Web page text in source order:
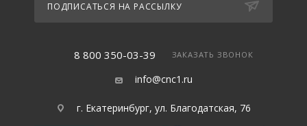
ПОДПИСАТЬСЯ НА РАССЫЛКУ
8 800 350-03-39 ЗАКАЗАТЬ ЗВОНОК
info@cnc1.ru
г. Екатеринбург, ул. Благодатская, 76